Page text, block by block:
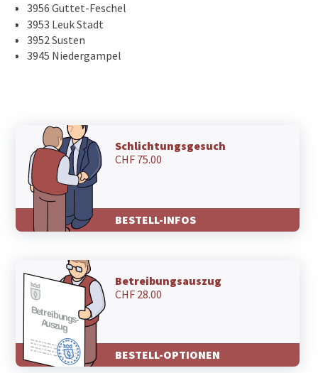
3956 Guttet-Feschel
3953 Leuk Stadt
3952 Susten
3945 Niedergampel
Schlichtungsgesuch
CHF 75.00
BESTELL-INFOS
Betreibungsauszug
CHF 28.00
BESTELL-OPTIONEN